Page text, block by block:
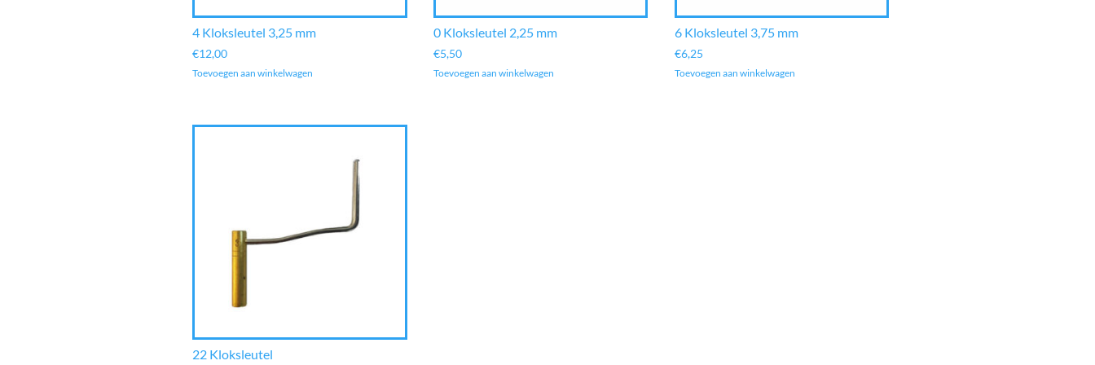
4 Kloksleutel 3,25 mm
€12,00
Toevoegen aan winkelwagen
0 Kloksleutel 2,25 mm
€5,50
Toevoegen aan winkelwagen
6 Kloksleutel 3,75 mm
€6,25
Toevoegen aan winkelwagen
22 Kloksleutel